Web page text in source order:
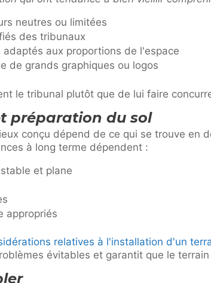
neutres ou limitées
des tribunaux
adaptés aux proportions de l'espace
de grands graphiques ou logos
le tribunal plutôt que de lui faire
préparation du sol
conçu dépend de ce qui se trouve en
à long terme dépendent :
et plane
appropriés
relatives à l'installation d'un
évitables et garantit que le